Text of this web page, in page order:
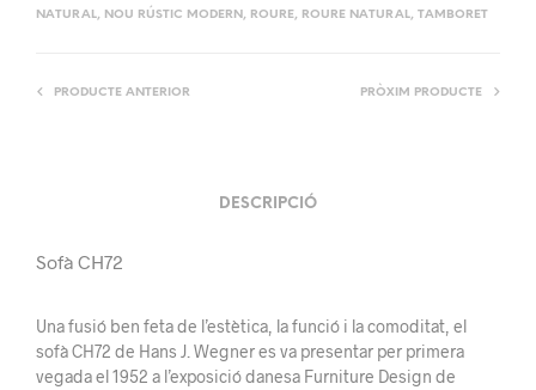
NATURAL, NOU RÚSTIC MODERN , ROURE, ROURE NATURAL, TAMBORET
PRODUCTE ANTERIOR PRÒXIM PRODUCTE
DESCRIPCIÓ
Sofà CH72
Una fusió ben feta de l’estètica, la funció i la comoditat, el
sofà CH72 de Hans J. Wegner es va presentar per primera
vegada el 1952 a l’exposició danesa Furniture Design de